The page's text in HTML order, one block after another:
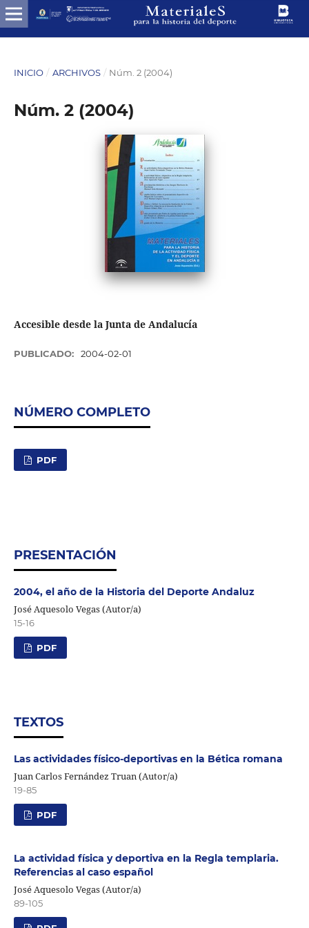
INICIO / ARCHIVOS / Núm. 2 (2004)
Núm. 2 (2004)
Accesible desde la Junta de Andalucía
PUBLICADO: 2004-02-01
NÚMERO COMPLETO
PDF
PRESENTACIÓN
2004, el año de la Historia del Deporte Andaluz
José Aquesolo Vegas (Autor/a)
15-16
PDF
TEXTOS
Las actividades físico-deportivas en la Bética romana
Juan Carlos Fernández Truan (Autor/a)
19-85
PDF
La actividad física y deportiva en la Regla templaria.
Referencias al caso español
José Aquesolo Vegas (Autor/a)
89-105